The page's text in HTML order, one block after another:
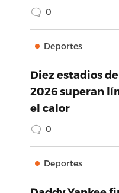
0
Deportes
Diez estadios
2026 superan
el calor
0
Deportes